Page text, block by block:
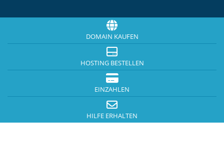
DOMAIN KAUFEN
HOSTING BESTELLEN
EINZAHLEN
HILFE ERHALTEN